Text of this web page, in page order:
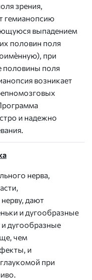
зрения,
гемианопсию
выпадением
половин поля
при
половины поля
возникает
и надежно
нерва,
дают
и дугообразные
дугообразные
чем
и
при